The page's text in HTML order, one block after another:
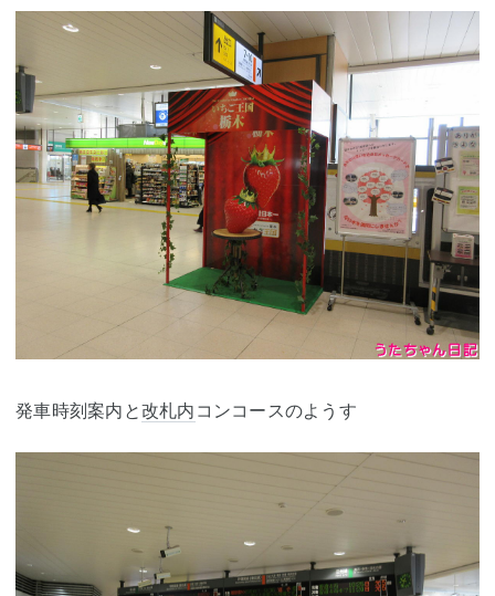
発車時刻案内と改札内 コンコースのようす